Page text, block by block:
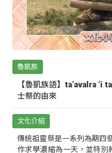
魯凱族
【魯凱族語】ta‘avalra ‘i
士祭的由來
文化介紹
傳統祖靈祭是一系列為期四
作求學濃縮為一天，並特別